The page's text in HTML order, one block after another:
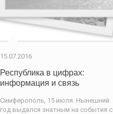
15.07.2016
Республика в цифрах:
информация и связь
Симферополь, 15 июля. Нынешний
год выдался знатным на события с